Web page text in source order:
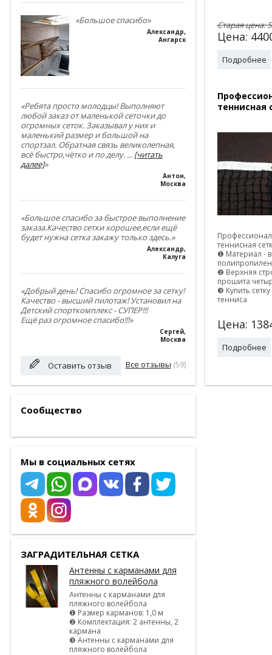
«Большое спасибо»
Александр,
Ангарск
«Ребята просто молодцы! Выполняют
любой заказ от маленькой сеточки до
огромных сеток. Заказывал у них и
маленький размер и большой на
спортзал. Обратная связь великолепная,
всё быстро,чётко и по делу. ... [читать
далее]»
Антон,
Москва
«Большое спасибо за быстрое выполнение
заказа.Качество сетки хорошее,если ещё
будет нужна сетка закажу только здесь.»
Александр,
Калуга
«Добрый день! Спасибо огромное за сетку!
Качество - высший пилотаж! Установил на
Детский спорткомплекс - СУПЕР!!!
Ещё раз огромное спасибо!!!»
Сергей,
Москва
Оставить отзыв Все отзывы (59)
Сообщество
Мы в социальных сетях
ЗАГРАДИТЕЛЬНАЯ СЕТКА
Антенны с карманами для
пляжного волейбола
Антенны с карманами для
пляжного волейбола
❶ Размер карманов: 1,0 м
❷ Комплектация: 2 антенны, 2
кармана
❸ Антенны с карманами для
пляжного волейбола
Старая цена:
Цена:
Подробнее
теннисная
теннисная
❶ Материал -
полипропилен
❷ Верхняя
прошита
❸ Купить
тенниса
Цена:
Подробнее